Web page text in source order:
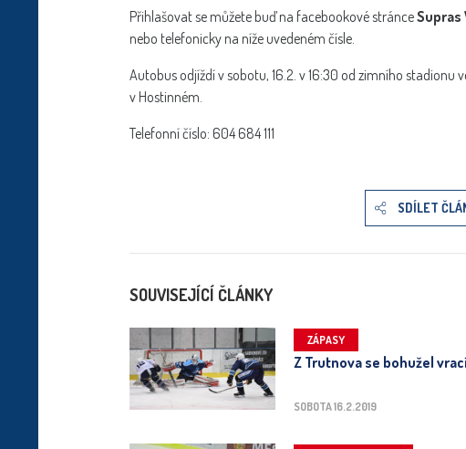
Přihlašovat se můžete buď na facebookové stránceSupras
nebo telefonicky na níže uvedeném čísle.
Autobus odjíždí v sobotu, 16.2. v 16:30 od zimního stadionu
v Hostinném.
Telefonní číslo: 604 684 111
SDÍLET
SOUVISEJÍCÍ ČLÁNKY
ZÁPASY
Z Trutnova se bohužel
SOBOTA 16.2.2019